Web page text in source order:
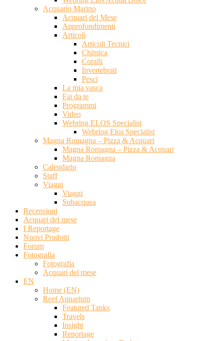
Acquario Marino
Acquari del Mese
Approfondimenti
Articoli
Articoli Tecnici
Chimica
Coralli
Invertebrati
Pesci
La mia vasca
Fai da te
Programmi
Video
Webring ELOS Specialist
Webring Elos Specialist
Magna Romagna – Pizza & Acquari
Magna Romagna – Pizza & Acquari
Magna Romagna
Calendario
Staff
Viaggi
Viaggi
Subacquea
Recensioni
Acquari del mese
I Reportage
Nuovi Prodotti
Forum
Fotografia
Fotografia
Acquari del mese
EN
Home (EN)
Reef Aquarium
Featured Tanks
Travels
Insight
Reportage